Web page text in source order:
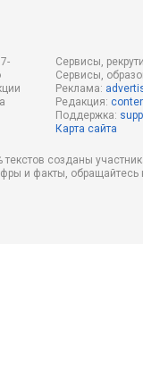
Сервисы,
Сервисы,
Реклама:
Редакция:
Поддержка:
Карта сайта
текстов созданы
и факты,